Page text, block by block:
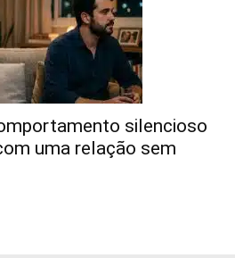
silencioso
uma relação sem